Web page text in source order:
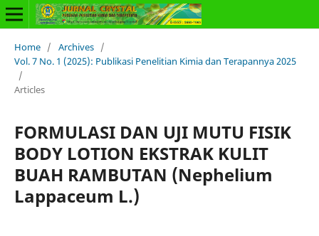
Home / Archives /
Vol. 7 No. 1 (2025): Publikasi Penelitian Kimia dan Terapannya 2025
/
Articles
FORMULASI DAN UJI MUTU FISIK
BODY LOTION EKSTRAK KULIT
BUAH RAMBUTAN (Nephelium
Lappaceum L.)